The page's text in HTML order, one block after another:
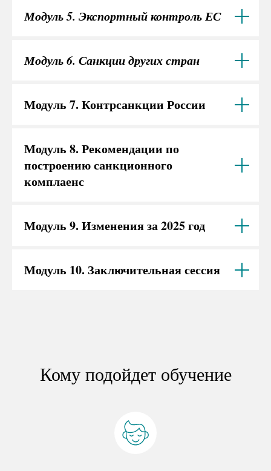
Модуль 5. Экспортный контроль ЕС
Модуль 6. Санкции других стран
Модуль 7. Контрсанкции России
Модуль 8. Рекомендации по
построению санкционного
комплаенс
Модуль 9. Изменения за 2025 год
Модуль 10. Заключительная сессия
Кому подойдет обучение